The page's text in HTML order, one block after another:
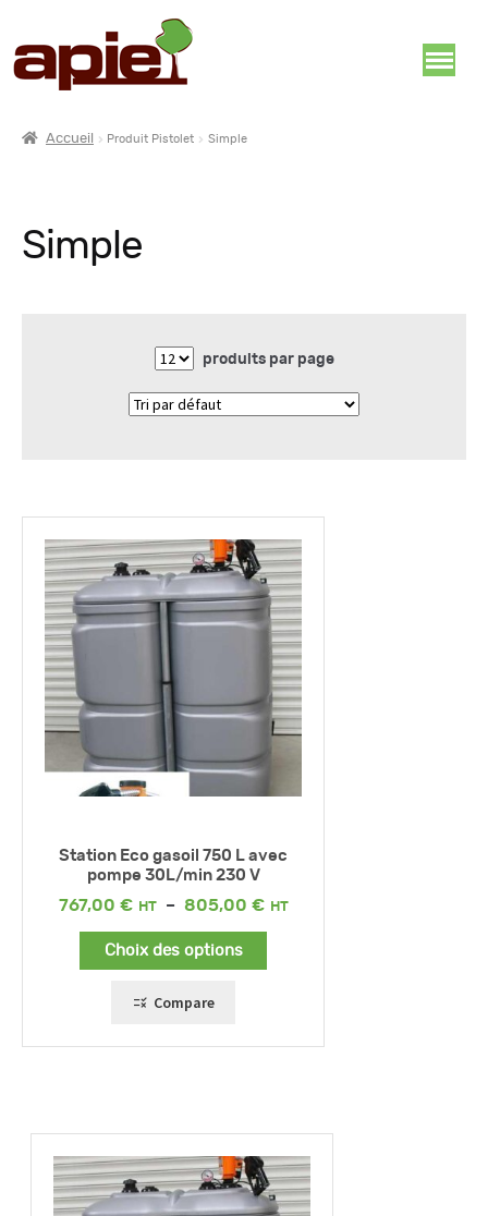
Accueil Produit Pistolet Simple
Simple
produits par page
Station Eco gasoil 750 L avec
pompe 30L/min 230 V
767,00 € – 805,00 €
Plage
Choix des options
Compare